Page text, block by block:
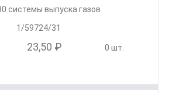
системы выпуска газов
1/59724/31
23,50 ₽ 0 шт.